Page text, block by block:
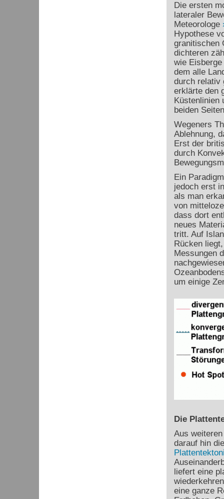
Die ersten
lateraler
Meteorologe
Hypothese
granitischen
dichteren
wie
dem alle
durch relativ
erklärte den
Küstenlinien
beiden
Wegeners
Ablehnung,
Erst der
durch
Ein
jedoch erst
als man
von
dass dort
neues
tritt. Auf
Rücken
Messungen
um einige
Die
Aus
darauf hin
liefert eine
eine ganze